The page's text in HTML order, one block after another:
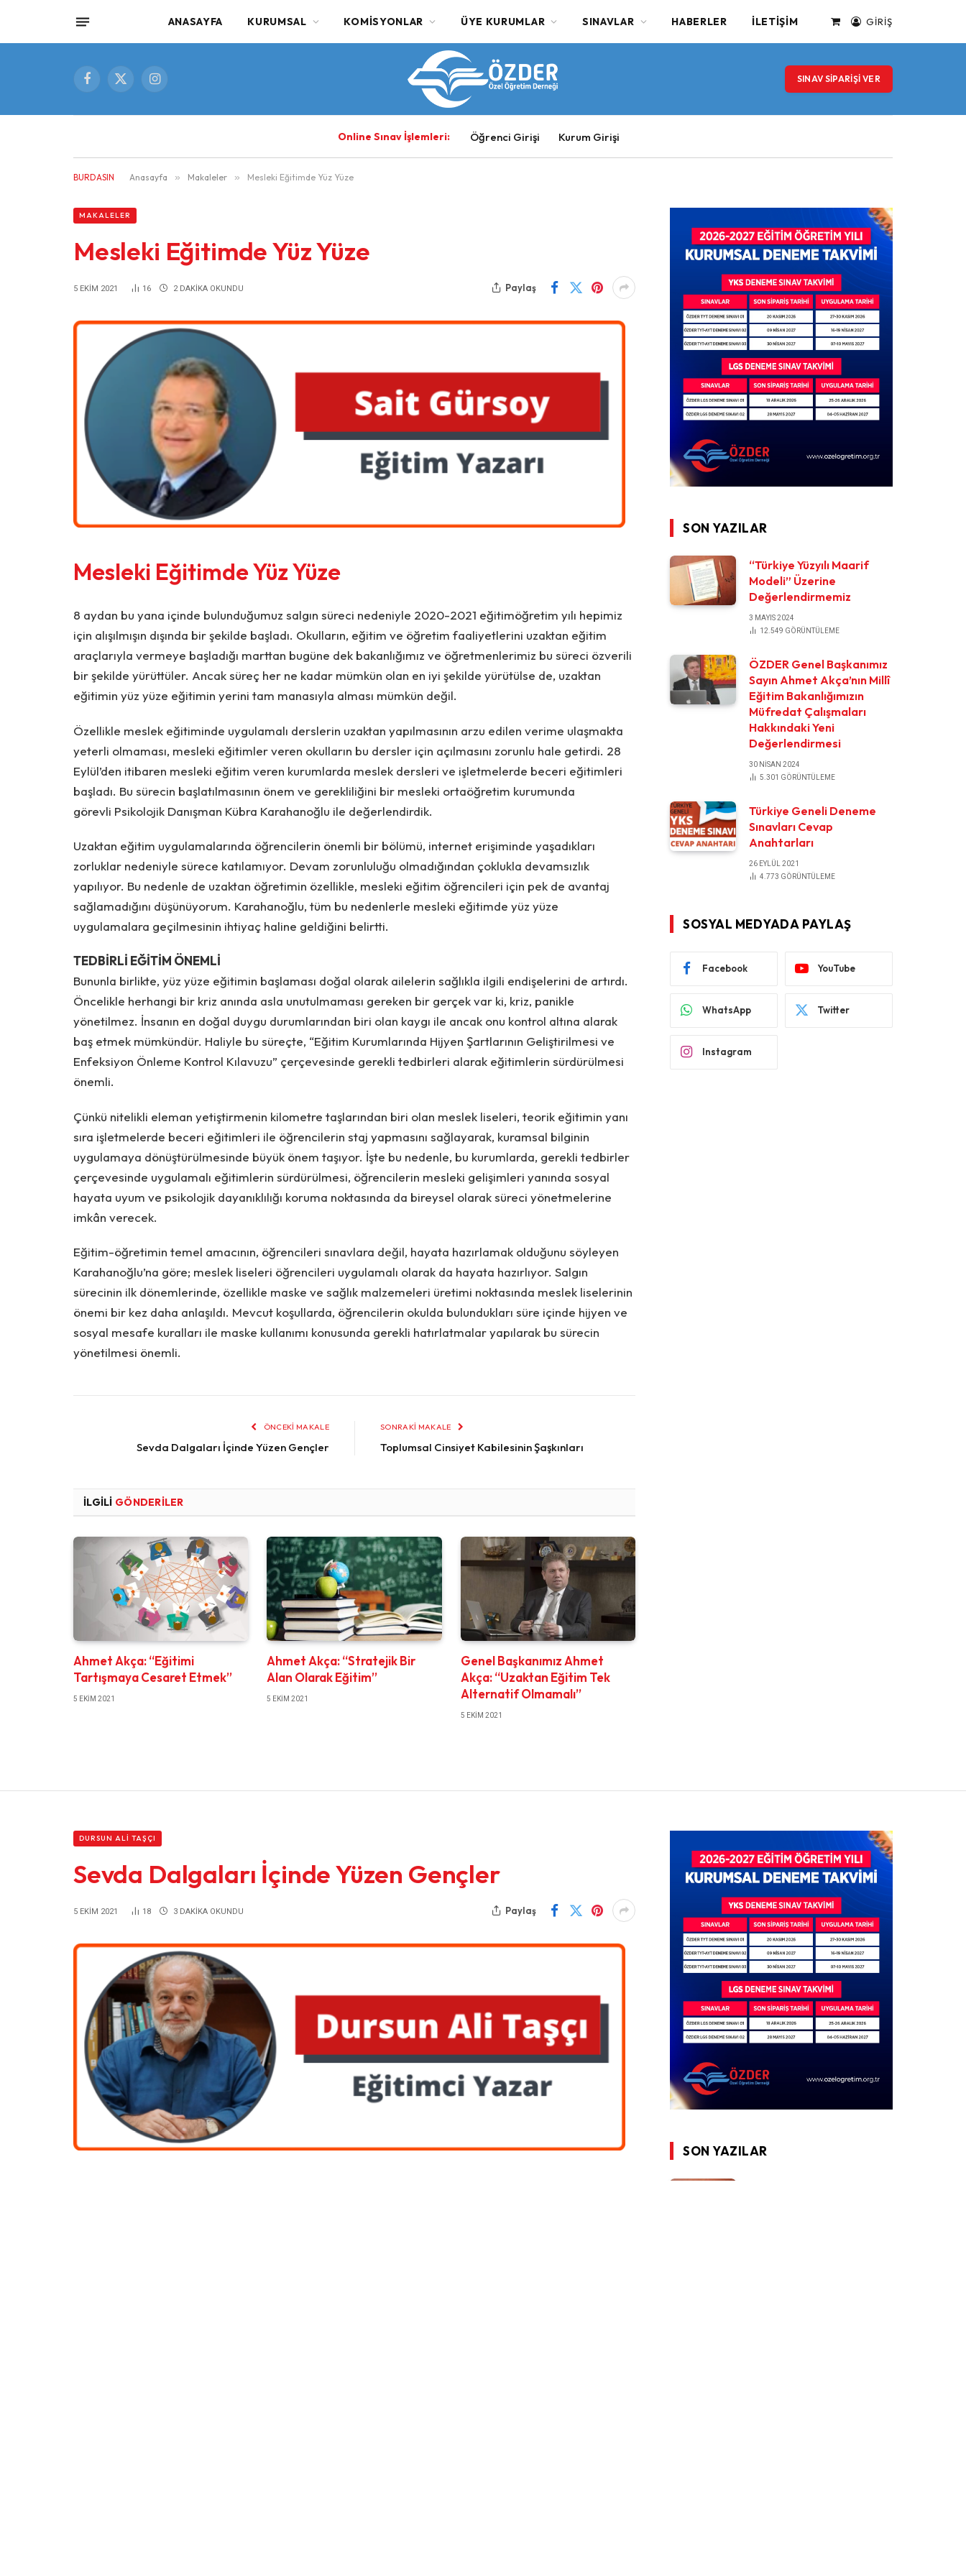
ANASAYFA KURUMSAL KOMISYONLAR ÜYE KURUMLAR SINAVLAR HABERLER İLETIŞIM
alışveriş
sepeti
GIRIŞ
Facebook
X
Instagram SINAV SIPARIŞI VER
Online Sınav İşlemleri: Öğrenci Girişi Kurum Girişi
BURDASIN Anasayfa » Makaleler » Mesleki Eğitimde Yüz Yüze
MAKALELER
Mesleki Eğitimde Yüz Yüze
5 EKIM 2021 16 2 DAKIKA OKUNDU Paylaş
Mesleki Eğitimde Yüz Yüze
8 aydan bu yana içinde bulunduğumuz salgın süreci nedeniyle 2020-2021 eğitimöğretim yılı hepimiz
için alışılmışın dışında bir şekilde başladı. Okulların, eğitim ve öğretim faaliyetlerini uzaktan eğitim
araçlarıyla vermeye başladığı marttan bugüne dek bakanlığımız ve öğretmenlerimiz bu süreci özverili
bir şekilde yürüttüler. Ancak süreç her ne kadar mümkün olan en iyi şekilde yürütülse de, uzaktan
eğitimin yüz yüze eğitimin yerini tam manasıyla alması mümkün değil.
Özellikle meslek eğitiminde uygulamalı derslerin uzaktan yapılmasının arzu edilen verime ulaşmakta
yeterli olmaması, mesleki eğitimler veren okulların bu dersler için açılmasını zorunlu hale getirdi. 28
Eylül’den itibaren mesleki eğitim veren kurumlarda meslek dersleri ve işletmelerde beceri eğitimleri
başladı. Bu sürecin başlatılmasının önem ve gerekliliğini bir mesleki ortaöğretim kurumunda
görevli Psikolojik Danışman Kübra Karahanoğlu ile değerlendirdik.
Uzaktan eğitim uygulamalarında öğrencilerin önemli bir bölümü, internet erişiminde yaşadıkları
zorluklar nedeniyle sürece katılamıyor. Devam zorunluluğu olmadığından çoklukla devamsızlık
yapılıyor. Bu nedenle de uzaktan öğretimin özellikle, mesleki eğitim öğrencileri için pek de avantaj
sağlamadığını düşünüyorum. Karahanoğlu, tüm bu nedenlerle mesleki eğitimde yüz yüze
uygulamalara geçilmesinin ihtiyaç haline geldiğini belirtti.
TEDBİRLİ EĞİTİM ÖNEMLİ
Bununla birlikte, yüz yüze eğitimin başlaması doğal olarak ailelerin sağlıkla ilgili endişelerini de artırdı.
Öncelikle herhangi bir kriz anında asla unutulmaması gereken bir gerçek var ki, kriz, panikle
yönetilmez. İnsanın en doğal duygu durumlarından biri olan kaygı ile ancak onu kontrol altına alarak
baş etmek mümkündür. Haliyle bu süreçte, “Eğitim Kurumlarında Hijyen Şartlarının Geliştirilmesi ve
Enfeksiyon Önleme Kontrol Kılavuzu” çerçevesinde gerekli tedbirleri alarak eğitimlerin sürdürülmesi
önemli.
Çünkü nitelikli eleman yetiştirmenin kilometre taşlarından biri olan meslek liseleri, teorik eğitimin yanı
sıra işletmelerde beceri eğitimleri ile öğrencilerin staj yapmasını sağlayarak, kuramsal bilginin
uygulamaya dönüştürülmesinde büyük önem taşıyor. İşte bu nedenle, bu kurumlarda, gerekli tedbirler
çerçevesinde uygulamalı eğitimlerin sürdürülmesi, öğrencilerin mesleki gelişimleri yanında sosyal
hayata uyum ve psikolojik dayanıklılığı koruma noktasında da bireysel olarak süreci yönetmelerine
imkân verecek.
Eğitim-öğretimin temel amacının, öğrencileri sınavlara değil, hayata hazırlamak olduğunu söyleyen
Karahanoğlu’na göre; meslek liseleri öğrencileri uygulamalı olarak da hayata hazırlıyor. Salgın
sürecinin ilk dönemlerinde, özellikle maske ve sağlık malzemeleri üretimi noktasında meslek liselerinin
önemi bir kez daha anlaşıldı. Mevcut koşullarda, öğrencilerin okulda bulundukları süre içinde hijyen ve
sosyal mesafe kuralları ile maske kullanımı konusunda gerekli hatırlatmalar yapılarak bu sürecin
yönetilmesi önemli.
ÖNCEKI MAKALE
Sevda Dalgaları İçinde Yüzen Gençler
SONRAKI MAKALE
Toplumsal Cinsiyet Kabilesinin Şaşkınları
İLGILI GÖNDERILER
Ahmet Akça: “Eğitimi
Tartışmaya Cesaret Etmek”
5 EKIM 2021
Ahmet Akça: “Stratejik Bir
Alan Olarak Eğitim”
5 EKIM 2021
Genel Başkanımız Ahmet
Akça: “Uzaktan Eğitim Tek
Alternatif Olmamalı”
5 EKIM 2021
SON YAZILAR
“Türkiye Yüzyılı Maarif
Modeli” Üzerine
Değerlendirmemiz
3 MAYIS 2024
12.549 GÖRÜNTÜLEME
ÖZDER Genel Başkanımız
Sayın Ahmet Akça’nın Millî
Eğitim Bakanlığımızın
Müfredat Çalışmaları
Hakkındaki Yeni
Değerlendirmesi
30 NISAN 2024
5.301 GÖRÜNTÜLEME
Türkiye Geneli Deneme
Sınavları Cevap
Anahtarları
26 EYLÜL 2021
4.773 GÖRÜNTÜLEME
SOSYAL MEDYADA PAYLAŞ
Facebook YouTube
WhatsApp Twitter
Instagram
DURSUN ALI TAŞÇI
Sevda Dalgaları İçinde Yüzen Gençler
5 EKIM 2021 18 3 DAKIKA OKUNDU Paylaş
SON YAZILAR